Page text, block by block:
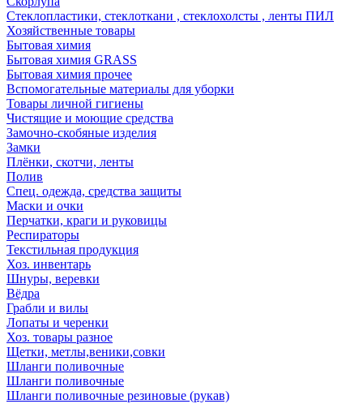
Стеклопластики, стеклоткани , стеклохолсты , ленты ПИЛ
Хозяйственные товары
Бытовая химия
Бытовая химия GRASS
Бытовая химия прочее
Вспомогательные материалы для уборки
Товары личной гигиены
Чистящие и моющие средства
Замочно-скобяные изделия
Замки
Плёнки, скотчи, ленты
Полив
Спец. одежда, средства защиты
Маски и очки
Перчатки, краги и руковицы
Респираторы
Текстильная продукция
Хоз. инвентарь
Шнуры, веревки
Вёдра
Грабли и вилы
Лопаты и черенки
Хоз. товары разное
Щетки, метлы,веники,совки
Шланги поливочные
Шланги поливочные
Шланги поливочные резиновые (рукав)